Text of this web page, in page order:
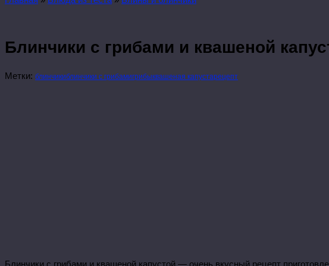
Блинчики с грибами и квашеной
Метки: блинчикиблинчики с грибамигрибыквашеная капустарецепт
Блинчики с грибами и квашеной капустой — очень вкусный рецепт